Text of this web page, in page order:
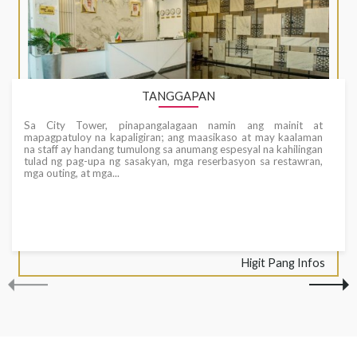
TANGGAPAN
Sa City Tower, pinapangalagaan namin ang mainit at
mapagpatuloy na kapaligiran; ang maasikaso at may kaalaman
na staff ay handang tumulong sa anumang espesyal na kahilingan
tulad ng pag-upa ng sasakyan, mga reserbasyon sa restawran,
mga outing, at mga...
Higit Pang Infos